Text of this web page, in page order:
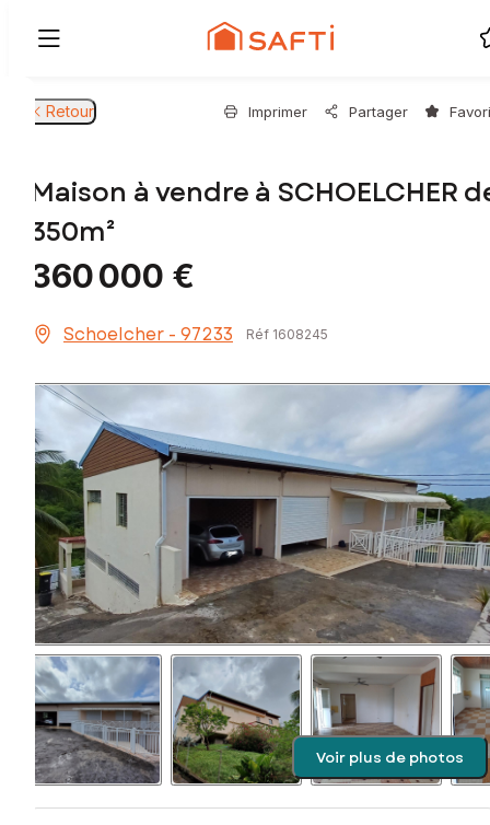
Retour Imprimer Partager
Maison à vendre à SCHOELCHER
350m²
360 000 €
Schoelcher - 97233 Réf 1608245
Voir plus de photos